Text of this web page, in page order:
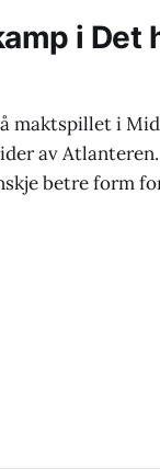
i Det
maktspillet i
av
betre form